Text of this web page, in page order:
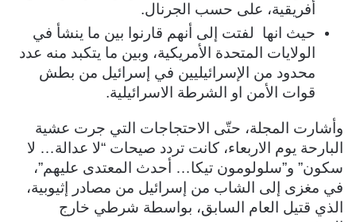
أفريقية، على حسب الجرنال.
حيث انها لفتت إلى أنهم قارنوا بين ما ينشأ في
الولايات المتحدة الأمريكية، وبين ما يتكبد منه عدد
محدود من الإسرائيليين في إسرائيل من بطش
قوات الأمن او الشرطة الاسرائيلية.
وأشارت المجلة، حتّى الاحتجاجات التي جرت عشية
البارحة يوم الاربعاء، كانت تردد صيحات “لا عدالة… لا
سكون” و”سلولومون تيكا… أحدث المعتدى عليهم”،
في مغزى إلى الشاب من إسرائيل من مصادر إثيوبية،
الذي قتيل العام السابق، بواسطة شرطي خارج